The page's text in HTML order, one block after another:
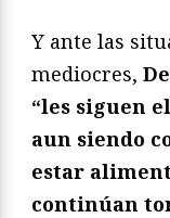
Y ante las
mediocres,
“les siguen
aun siendo
estar
continúan